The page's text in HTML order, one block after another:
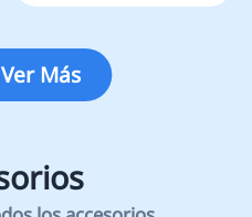
Ver Más